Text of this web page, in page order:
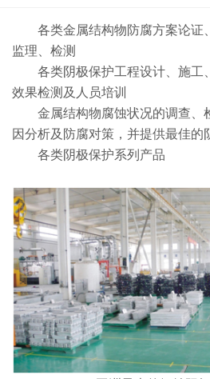
各类金属结构物防腐方案论证、
监理、检测
各类阴极保护工程设计、施工
效果检测及人员培训
金属结构物腐蚀状况的调查、
因分析及防腐对策，并提供最佳的
各类阴极保护系列产品